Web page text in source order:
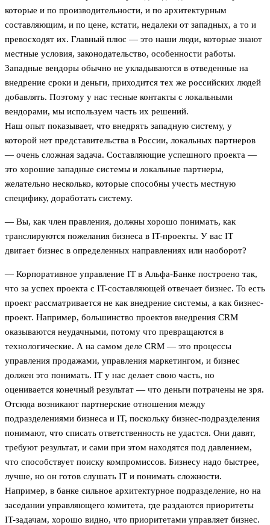
которые и по производительности, и по архитектурным
составляющим, и по цене, кстати, недалеки от западных, а то и
превосходят их. Главный плюс — это наши люди, которые знают
местные условия, законодательство, особенности работы.
Западные вендоры обычно не укладываются в отведенные на
внедрение сроки и деньги, приходится тех же российских людей
добавлять. Поэтому у нас тесные контакты с локальными
вендорами, мы используем часть их решений.
Наш опыт показывает, что внедрять западную систему, у
которой нет представительства в России, локальных партнеров
— очень сложная задача. Составляющие успешного проекта —
это хорошие западные системы и локальные партнеры,
желательно несколько, которые способны учесть местную
специфику, доработать систему.
— Вы, как член правления, должны хорошо понимать, как
транслируются пожелания бизнеса в IT-проекты. У вас IT
двигает бизнес в определенных направлениях или наоборот?
— Корпоративное управление IT в Альфа-Банке построено так,
что за успех проекта с IT-составляющей отвечает бизнес. То есть
проект рассматривается не как внедрение системы, а как бизнес-
проект. Например, большинство проектов внедрения CRM
оказываются неудачными, потому что превращаются в
технологические. А на самом деле CRM — это процессы
управления продажами, управления маркетингом, и бизнес
должен это понимать. IT у нас делает свою часть, но
оценивается конечный результат — что деньги потрачены не зря.
Отсюда возникают партнерские отношения между
подразделениями бизнеса и IT, поскольку бизнес-подразделения
понимают, что списать ответственность не удастся. Они давят,
требуют результат, и сами при этом находятся под давлением,
что способствует поиску компромиссов. Бизнесу надо быстрее,
лучше, но он готов слушать IT и понимать сложности.
Например, в банке сильное архитектурное подразделение, но на
заседании управляющего комитета, где раздаются приоритеты
IT-задачам, хорошо видно, что приоритетами управляет бизнес.